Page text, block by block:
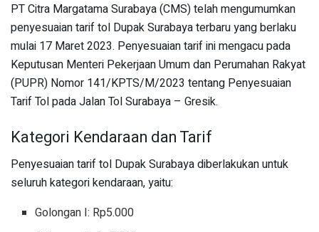
PT Citra Margatama Surabaya (CMS) telah mengumumkan
penyesuaian tarif tol Dupak Surabaya terbaru yang berlaku
mulai 17 Maret 2023. Penyesuaian tarif ini mengacu pada
Keputusan Menteri Pekerjaan Umum dan Perumahan Rakyat
(PUPR) Nomor 141/KPTS/M/2023 tentang Penyesuaian
Tarif Tol pada Jalan Tol Surabaya – Gresik.
Kategori Kendaraan dan Tarif
Penyesuaian tarif tol Dupak Surabaya diberlakukan untuk
seluruh kategori kendaraan, yaitu:
Golongan I: Rp5.000